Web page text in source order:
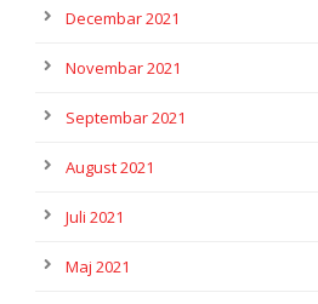
Decembar 2021
Novembar 2021
Septembar 2021
August 2021
Juli 2021
Maj 2021